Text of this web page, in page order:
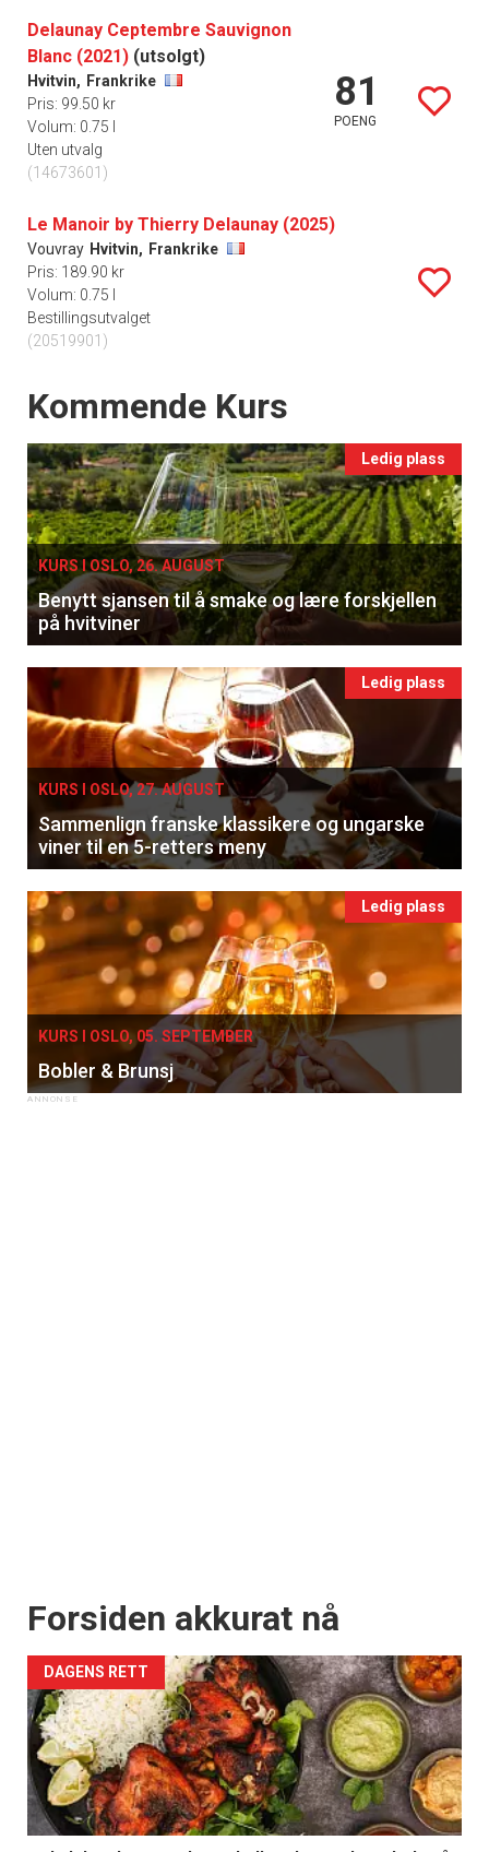
Delaunay Ceptembre Sauvignon
Blanc (2021) (utsolgt)
Hvitvin, Frankrike
Pris: 99.50 kr
Volum: 0.75 l
Uten utvalg
(14673601)
81
POENG
Le Manoir by Thierry Delaunay (2025)
Vouvray Hvitvin, Frankrike
Pris: 189.90 kr
Volum: 0.75 l
Bestillingsutvalget
(20519901)
Events
Kommende Kurs
Ledig plass
KURS I OSLO, 26. AUGUST
Benytt sjansen til å smake og lære forskjellen
på hvitviner
Ledig plass
KURS I OSLO, 27. AUGUST
Sammenlign franske klassikere og ungarske
viner til en 5-retters meny
Ledig plass
KURS I OSLO, 05. SEPTEMBER
Bobler & Brunsj
Forsiden akkurat nå
DAGENS RETT